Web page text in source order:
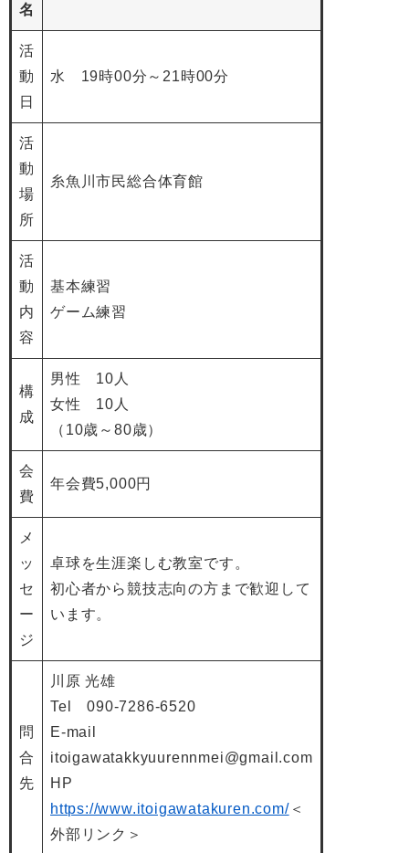
名
活
動
日
水 19時00分～21時00分
活
動
場
所
糸魚川市民総合体育館
活
動
内
容
基本練習
ゲーム練習
構
成
男性 10人
女性 10人
（10歳～80歳）
会
費
年会費5,000円
メ
ッ
セ
ー
ジ
卓球を生涯楽しむ教室です。
初心者から競技志向の方まで歓迎して
います。
問
合
先
川原 光雄
Tel 090-7286-6520
E-mail
itoigawatakkyuurennmei@gmail.com
HP
https://www.itoigawatakuren.com/＜
外部リンク＞